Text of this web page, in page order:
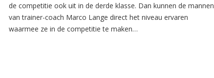
de competitie ook uit in de derde klasse. Dan kunnen de mannen
van trainer-coach Marco Lange direct het niveau ervaren
waarmee ze in de competitie te maken…